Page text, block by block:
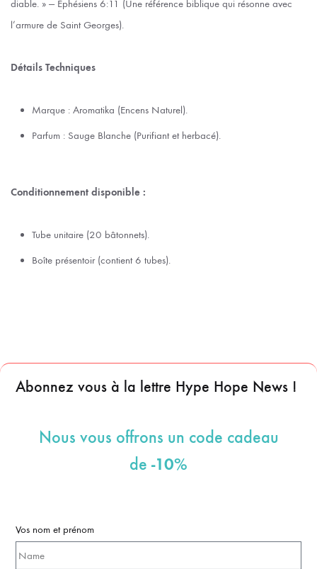
diable. » — Éphésiens 6:11 (Une référence biblique qui résonne avec
l’armure de Saint Georges).
Détails Techniques
Marque : Aromatika (Encens Naturel).
Parfum : Sauge Blanche (Purifiant et herbacé).
Conditionnement disponible :
Tube unitaire (20 bâtonnets).
Boîte présentoir (contient 6 tubes).
Abonnez vous à la lettre Hype Hope News !
Nous vous offrons un code cadeau
de -10%
Vos nom et prénom